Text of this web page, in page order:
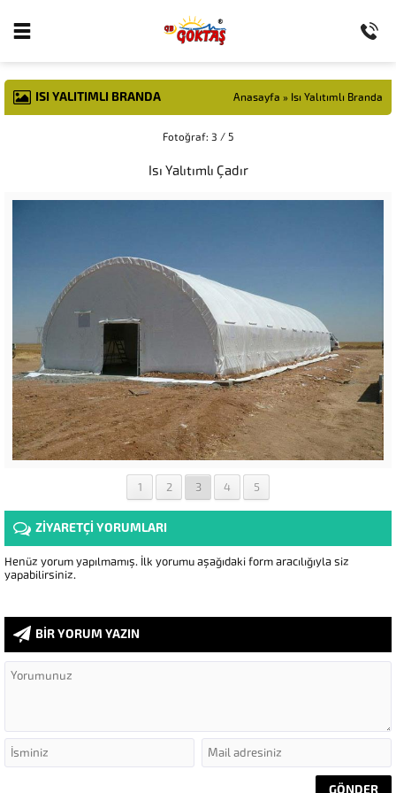
ISI YALITIMLI BRANDA Anasayfa » Isı Yalıtımlı Branda
Fotoğraf: 3 / 5
Isı Yalıtımlı Çadır
1 2 3 4 5
ZİYARETÇİ YORUMLARI
Henüz yorum yapılmamış. İlk yorumu aşağıdaki form aracılığıyla siz
yapabilirsiniz.
BİR YORUM YAZIN